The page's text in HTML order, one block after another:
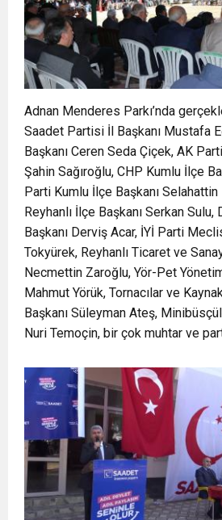
Adnan Menderes Parkı’nda
Saadet Partisi İl Başkanı Mustafa
Başkanı Ceren Seda Çiçek, AK
Şahin Sağıroğlu, CHP Kumlu İlçe
Parti Kumlu İlçe Başkanı Selahattin
Reyhanlı İlçe Başkanı Serkan
Başkanı Derviş Acar, İYİ Parti
Tokyürek, Reyhanlı Ticaret ve
Necmettin Zaroğlu, Yör-Pet
Mahmut Yörük, Tornacılar ve
Başkanı Süleyman Ateş,
Nuri Temoçin, bir çok muhtar ve